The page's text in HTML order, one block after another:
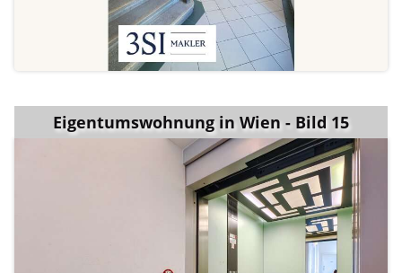
Eigentumswohnung in Wien - Bild 15